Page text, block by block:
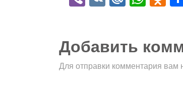
Добавить
Для отправки комментария вам